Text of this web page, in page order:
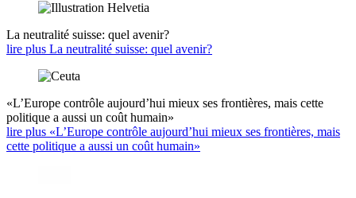
La neutralité suisse: quel avenir?
lire plus La neutralité suisse: quel avenir?
«L’Europe contrôle aujourd’hui mieux ses frontières, mais cette
politique a aussi un coût humain»
lire plus «L’Europe contrôle aujourd’hui mieux ses frontières, mais
cette politique a aussi un coût humain»